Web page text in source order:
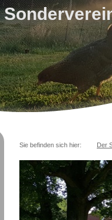
Sie befinden sich hier: Der